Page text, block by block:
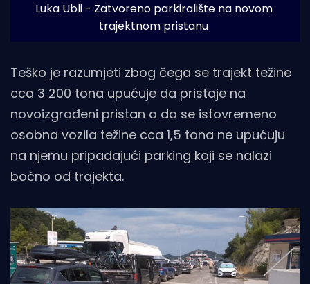
Luka Ubli - Zatvoreno parkiralište na novom
trajektnom pristanu
Teško je razumjeti zbog čega se trajekt težine
cca 3 200 tona upućuje da pristaje na
novoizgrađeni pristan a da se istovremeno
osobna vozila težine cca 1,5 tona ne upućuju
na njemu pripadajući parking koji se nalazi
bočno od trajekta.